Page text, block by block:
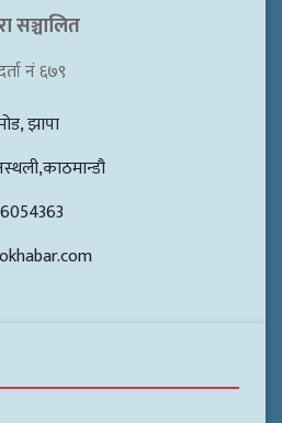
सञ्चालित
नं ६७९
झापा